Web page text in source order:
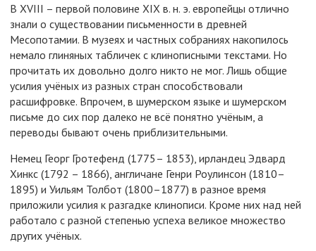
В XVIII – первой половине XIX в. н. э. европейцы отлично
знали о существовании письменности в древней
Месопотамии. В музеях и частных собраниях накопилось
немало глиняных табличек с клинописными текстами. Но
прочитать их довольно долго никто не мог. Лишь общие
усилия учёных из разных стран способствовали
расшифровке. Впрочем, в шумерском языке и шумерском
письме до сих пор далеко не всё понятно учёным, а
переводы бывают очень приблизительными.
Немец Георг Гротефенд (1775– 1853), ирландец Эдвард
Хинкс (1792 – 1866), англичане Генри Роулинсон (1810–
1895) и Уильям Толбот (1800–1877) в разное время
приложили усилия к разгадке клинописи. Кроме них над ней
работало с разной степенью успеха великое множество
других учёных.